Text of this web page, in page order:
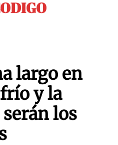
largo en
y la
los